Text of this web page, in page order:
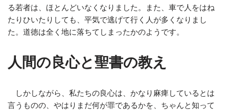
る若者は、ほとんどいなくなりました。また、車で人をはね
たりひいたりしても、平気で逃げて行く人が多くなりまし
た。道徳は全く地に落ちてしまったかのようです。
人間の良心と聖書の教え
しかしながら、私たちの良心は、かなり麻痺しているとは
言うものの、やはりまだ何が罪であるかを、ちゃんと知って